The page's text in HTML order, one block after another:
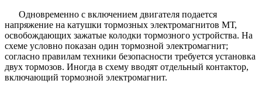
Одновременно с включением двигателя подается
напряжение на катушки тормозных электромагнитов МТ,
освобождающих зажатые колодки тормозного устройства. На
схеме условно показан один тормозной электромагнит;
согласно правилам техники безопасности требуется установка
двух тормозов. Иногда в схему вводят отдельный контактор,
включающий тормозной электромагнит.